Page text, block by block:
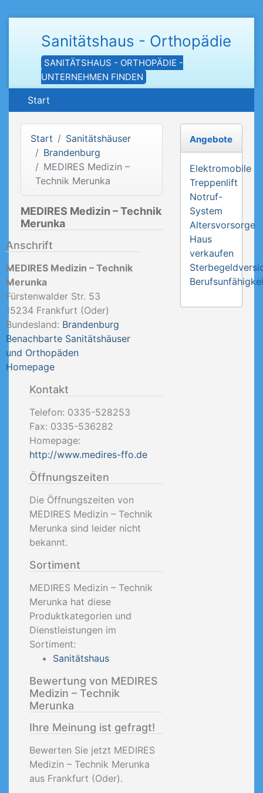
Sanitätshaus - Orthopädie
SANITÄTSHAUS - ORTHOPÄDIE -
UNTERNEHMEN FINDEN
Start
Start
Sanitätshäuser
Brandenburg
MEDIRES Medizin –
Technik Merunka
MEDIRES Medizin – Technik
Merunka
Anschrift
MEDIRES Medizin – Technik
Merunka
Fürstenwalder Str. 53
15234 Frankfurt (Oder)
Bundesland: Brandenburg
Benachbarte Sanitätshäuser
und Orthopäden
Homepage
Kontakt
Telefon: 0335-528253
Fax: 0335-536282
Homepage:
http://www.medires-ffo.de
Öffnungszeiten
Die Öffnungszeiten von
MEDIRES Medizin – Technik
Merunka sind leider nicht
bekannt.
Sortiment
MEDIRES Medizin – Technik
Merunka hat diese
Produktkategorien und
Dienstleistungen im
Sortiment:
Sanitätshaus
Bewertung von MEDIRES
Medizin – Technik
Merunka
Ihre Meinung ist gefragt!
Bewerten Sie jetzt MEDIRES
Medizin – Technik Merunka
aus Frankfurt (Oder).
Angebote
Elektromobile
Treppenlift
Notruf-
System
Altersvorsorge
Haus
verkaufen